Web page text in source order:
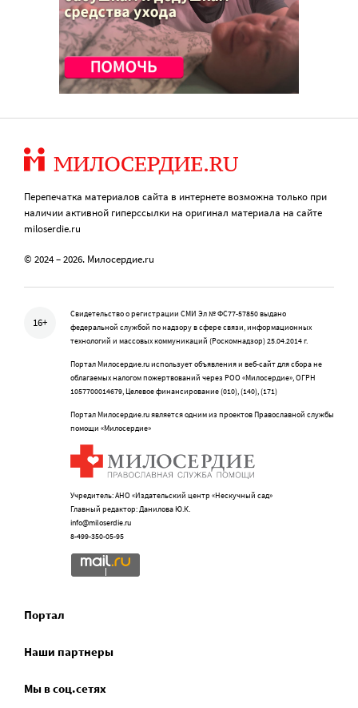
Перепечатка материалов сайта в интернете возможна только при
наличии активной гиперссылки на оригинал материала на сайте
miloserdie.ru
© 2024 – 2026. Милосердие.ru
16+
Свидетельство о регистрации СМИ Эл № ФС77-57850 выдано
федеральной службой по надзору в сфере связи, информационных
технологий и массовых коммуникаций (Роскомнадзор) 25.04.2014 г.
Портал Милосердие.ru использует объявления и веб-сайт для сбора не
облагаемых налогом пожертвований через РОО «Милосердие», ОГРН
1057700014679, Целевое финансирование (010), (140), (171)
Портал Милосердие.ru является одним из проектов Православной службы
помощи «Милосердие»
Учредитель: АНО «Издательский центр «Нескучный сад»
Главный редактор: Данилова Ю.К.
info@miloserdie.ru
8-499-350-05-95
Портал
Наши партнеры
Мы в соц.сетях